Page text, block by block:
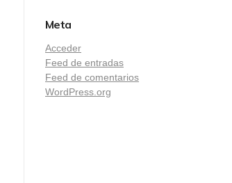
Meta
Acceder
Feed de entradas
Feed de comentarios
WordPress.org